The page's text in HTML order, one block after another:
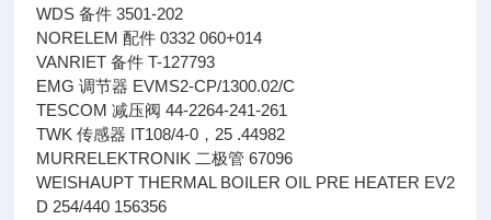
WDS 备件 3501-202
NORELEM 配件 0332 060+014
VANRIET 备件 T-127793
EMG 调节器 EVMS2-CP/1300.02/C
TESCOM 减压阀 44-2264-241-261
TWK 传感器 IT108/4-0，25 .44982
MURRELEKTRONIK 二极管 67096
WEISHAUPT THERMAL BOILER OIL PRE HEATER EV2
D 254/440 156356